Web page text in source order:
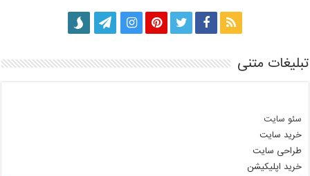
تبلیغات متنی
سئو سایت
خرید سایت
طراحی سایت
خرید اپلیکیشن